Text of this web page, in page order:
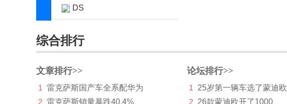
DS
212
F
法拉利
综合排行
文章排行>>
1
雷克萨斯国产车全系配华为
2 雷克萨斯销量暴跌40.4%
论坛排行>>
1
25岁第一辆车选了蒙迪欧
2 26款蒙迪欧开了1000